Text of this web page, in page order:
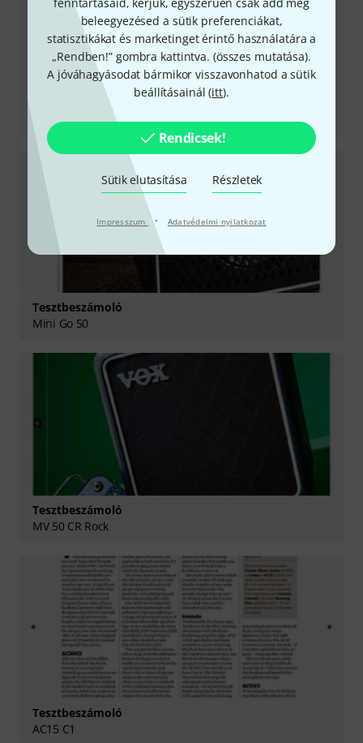
beleegyezésed a sütik preferenciákat,
statisztikákat és marketinget érintő használatára a
„Rendben!” gombra kattintva. (összes mutatása).
A jóváhagyásodat bármikor visszavonhatod a sütik
beállításainál (itt).
Rendicsek!
Sütik elutasítása Részletek
Impresszum · Adatvédelmi nyilatkozat
Tesztbeszámoló
Cambridge 50
Tesztbeszámoló
Mini Go 50
Tesztbeszámoló
MV 50 CR Rock
Tesztbeszámoló
AC15 C1